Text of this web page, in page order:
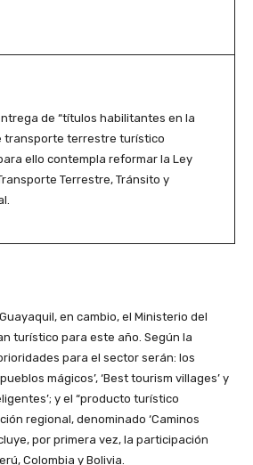
de “títulos habilitantes en la
transporte terrestre turístico
ello contempla reformar la Ley
Terrestre, Tránsito y
en cambio, el Ministerio del
turístico para este año. Según la
para el sector serán: los
mágicos’, ‘Best tourism villages’ y
y el “producto turístico
regional, denominado ‘Caminos
por primera vez, la participación
Colombia y Bolivia.